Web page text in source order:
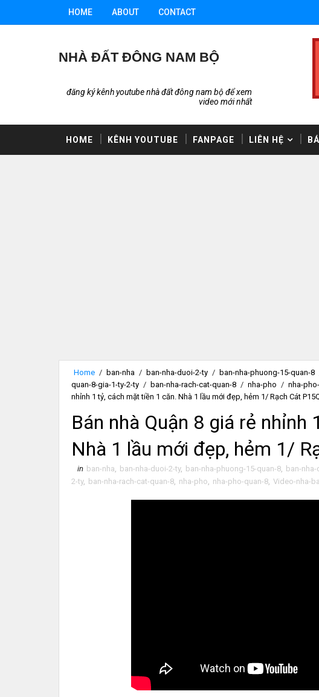
HOME ABOUT CONTACT
NHÀ ĐẤT ĐÔNG NAM BỘ
đăng ký kênh youtube nhà đất đông nam bộ để xem
video mới nhất
HOME KÊNH YOUTUBE FANPAGE LIÊN HỆ
Home / ban-nha / ban-nha-duoi-2-ty / ban-nha-phuong-15-quan-8
quan-8-gia-1-ty-2-ty / ban-nha-rach-cat-quan-8 / nha-pho / nha-
nhỉnh 1 tỷ, cách mặt tiền 1 căn. Nhà 1 lầu mới đẹp, hẻm 1/ Rạch Cát
Bán nhà Quận 8 giá rẻ
Nhà 1 lầu mới đẹp, hẻm 1/
in ban-nha, ban-nha-duoi-2-ty, ban-nha-phuong-15-quan-8, ban-
2-ty, ban-nha-rach-cat-quan-8, nha-pho, nha-pho-quan-8, Video-nha-